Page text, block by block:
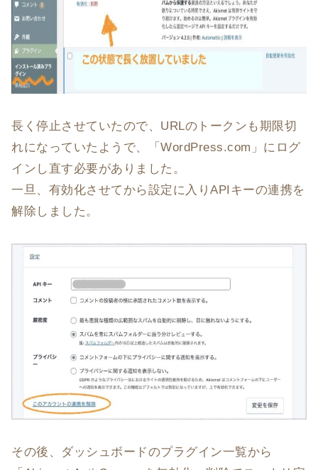
長く停止させていたので、URLのトークンも期限切
れになっていたようで、「WordPress.com」にログ
インし直す必要がありました。
一旦、有効化させてから設定に入りAPIキーの連携を
解除しました。
その後、ダッシュボードのプラグイン一覧から